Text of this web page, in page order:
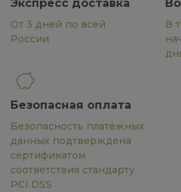
Экспресс доставка
От 3 дней по всей
России
В
Безопасная оплата
Безопасность платёжных
данных подтверждена
сертификатом
соответствия стандарту
PCI DSS